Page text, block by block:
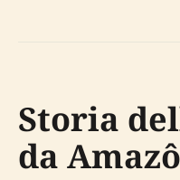
Storia
da